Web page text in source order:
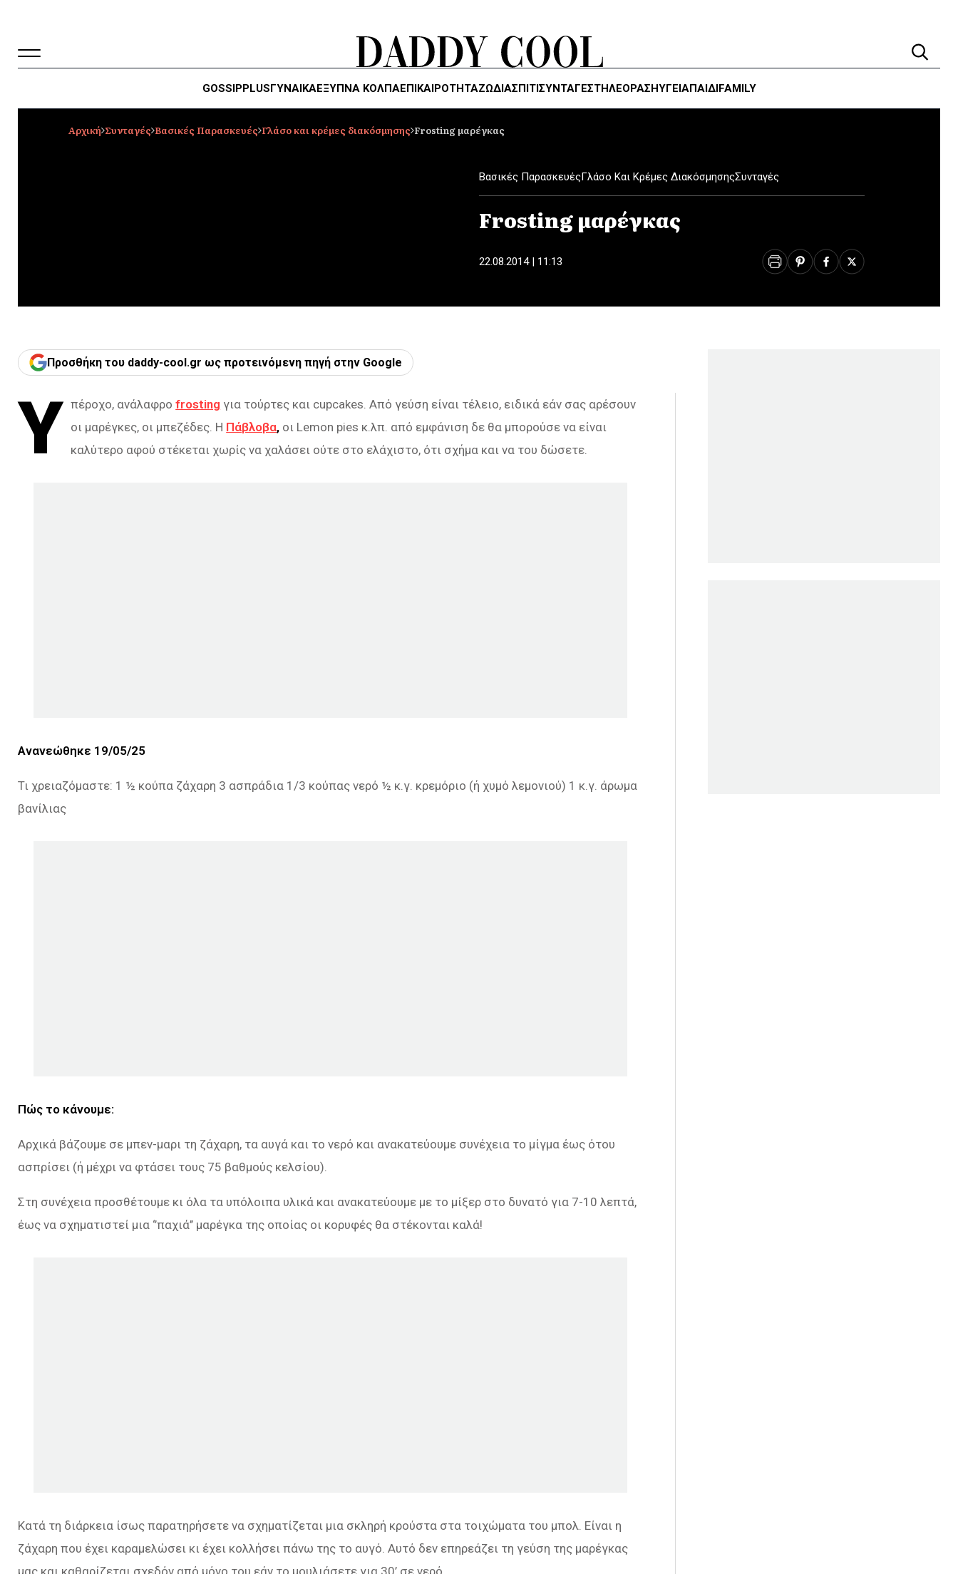
GOSSIPPLUSΓΥΝΑΙΚΑΈΞΥΠΝΑ ΚΌΛΠΑΕΠΙΚΑΙΡΟΤΗΤΑΖΏΔΙΑΣΠΙΤΙΣΥΝΤΑΓΕΣΤΗΛΕΌΡΑΣΗΥΓΕΊΑΠΑΙΔΙFAMILY
Αρχική Συνταγές Βασικές Παρασκευές Γλάσο και κρέμες διακόσμησης Frosting μαρέγκας
Βασικές ΠαρασκευέςΓλάσο Και Κρέμες ΔιακόσμησηςΣυνταγές
Frosting μαρέγκας
22.08.2014 | 11:13
Προσθήκη του daddy-cool.gr ως προτεινόμενη πηγή στην Google
Y πέροχο, ανάλαφροfrosting για τούρτες και cupcakes. Από γεύση είναι τέλειο, ειδικά εάν σας αρέσουν
οι μαρέγκες, οι μπεζέδες. Η Πάβλοβα, οι Lemon pies κ.λπ. από εμφάνιση δε θα μπορούσε να είναι
καλύτερο αφού στέκεται χωρίς να χαλάσει ούτε στο ελάχιστο, ότι σχήμα και να του δώσετε.
Ανανεώθηκε 19/05/25
Τι χρειαζόμαστε: 1 ½ κούπα ζάχαρη 3 ασπράδια 1/3 κούπας νερό ½ κ.γ. κρεμόριο (ή χυμό λεμονιού) 1 κ.γ. άρωμα
βανίλιας
Πώς το κάνουμε:
Αρχικά βάζουμε σε μπεν-μαρι τη ζάχαρη, τα αυγά και το νερό και ανακατεύουμε συνέχεια το μίγμα έως ότου
ασπρίσει (ή μέχρι να φτάσει τους 75 βαθμούς κελσίου).
Στη συνέχεια προσθέτουμε κι όλα τα υπόλοιπα υλικά και ανακατεύουμε με το μίξερ στο δυνατό για 7-10 λεπτά,
έως να σχηματιστεί μια ‘’παχιά’’ μαρέγκα της οποίας οι κορυφές θα στέκονται καλά!
Κατά τη διάρκεια ίσως παρατηρήσετε να σχηματίζεται μια σκληρή κρούστα στα τοιχώματα του μπολ. Είναι η
ζάχαρη που έχει καραμελώσει κι έχει κολλήσει πάνω της το αυγό. Αυτό δεν επηρεάζει τη γεύση της μαρέγκας
μας και καθαρίζεται σχεδόν από μόνο του εάν το μουλιάσετε για 30’ σε νερό.